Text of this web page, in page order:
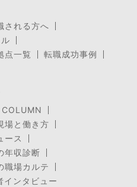
される方へ
点一覧
転職成功事例
COLUMN
場と働き方
ース
年収診断
職場カルテ
インタビュー